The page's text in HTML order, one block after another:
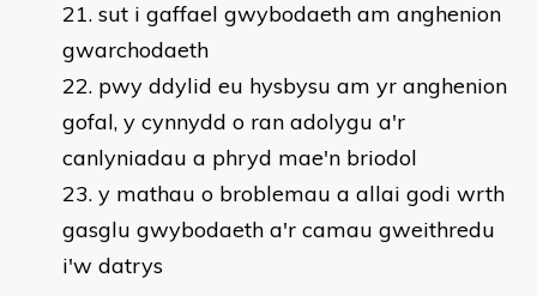
sut i gaffael gwybodaeth am anghenion
gwarchodaeth
pwy ddylid eu hysbysu am yr anghenion
gofal, y cynnydd o ran adolygu a'r
canlyniadau a phryd mae'n briodol
y mathau o broblemau a allai godi wrth
gasglu gwybodaeth a'r camau gweithredu
i'w datrys